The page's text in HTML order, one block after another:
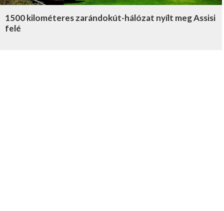
1500 kilométeres zarándokút-hálózat nyílt meg Assisi
felé